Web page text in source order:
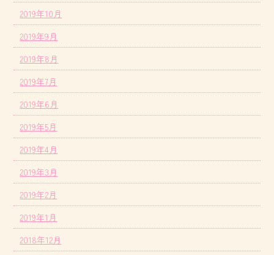
2019年10月
2019年9月
2019年8月
2019年7月
2019年6月
2019年5月
2019年4月
2019年3月
2019年2月
2019年1月
2018年12月